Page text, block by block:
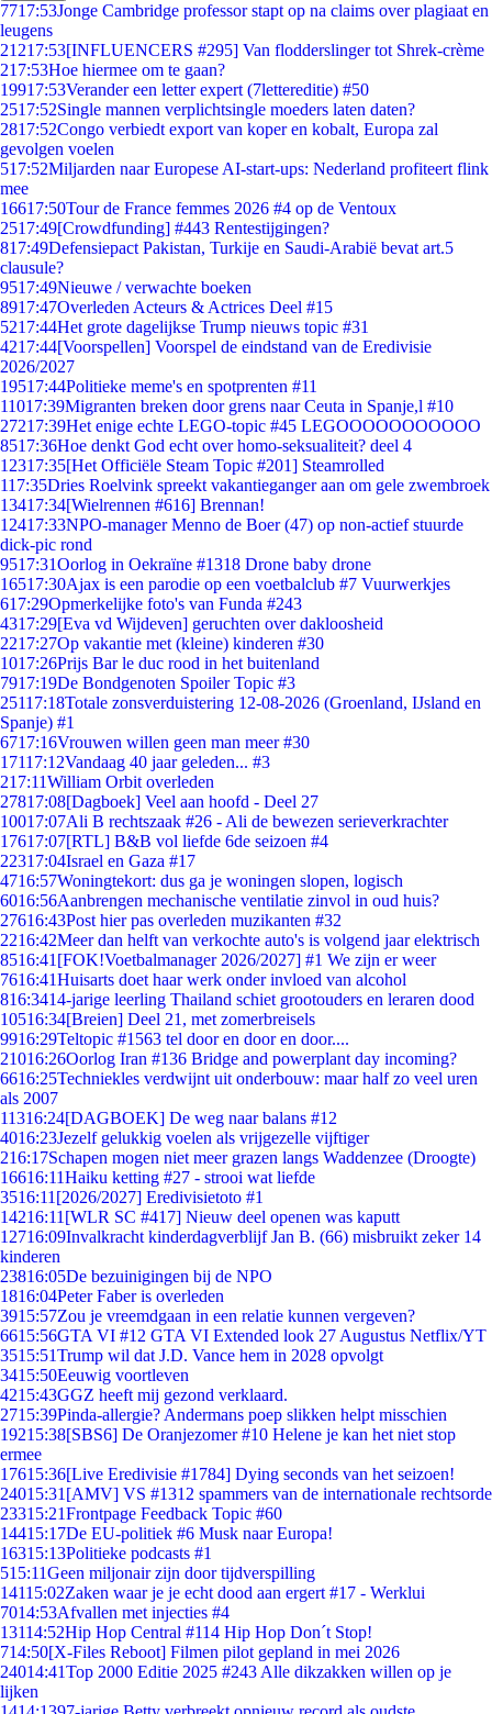
7717:53Jonge Cambridge professor stapt op na claims over plagiaat en
leugens
21217:53[INFLUENCERS #295] Van flodderslinger tot Shrek-crème
217:53Hoe hiermee om te gaan?
19917:53Verander een letter expert (7lettereditie) #50
2517:52Single mannen verplichtsingle moeders laten daten?
2817:52Congo verbiedt export van koper en kobalt, Europa zal
gevolgen voelen
517:52Miljarden naar Europese AI-start-ups: Nederland profiteert flink
mee
16617:50Tour de France femmes 2026 #4 op de Ventoux
2517:49[Crowdfunding] #443 Rentestijgingen?
817:49Defensiepact Pakistan, Turkije en Saudi-Arabië bevat art.5
clausule?
9517:49Nieuwe / verwachte boeken
8917:47Overleden Acteurs & Actrices Deel #15
5217:44Het grote dagelijkse Trump nieuws topic #31
4217:44[Voorspellen] Voorspel de eindstand van de Eredivisie
2026/2027
19517:44Politieke meme's en spotprenten #11
11017:39Migranten breken door grens naar Ceuta in Spanje,l #10
27217:39Het enige echte LEGO-topic #45 LEGOOOOOOOOOOO
8517:36Hoe denkt God echt over homo-seksualiteit? deel 4
12317:35[Het Officiële Steam Topic #201] Steamrolled
117:35Dries Roelvink spreekt vakantieganger aan om gele zwembroek
13417:34[Wielrennen #616] Brennan!
12417:33NPO-manager Menno de Boer (47) op non-actief stuurde
dick-pic rond
9517:31Oorlog in Oekraïne #1318 Drone baby drone
16517:30Ajax is een parodie op een voetbalclub #7 Vuurwerkjes
617:29Opmerkelijke foto's van Funda #243
4317:29[Eva vd Wijdeven] geruchten over dakloosheid
2217:27Op vakantie met (kleine) kinderen #30
1017:26Prijs Bar le duc rood in het buitenland
7917:19De Bondgenoten Spoiler Topic #3
25117:18Totale zonsverduistering 12-08-2026 (Groenland, IJsland en
Spanje) #1
6717:16Vrouwen willen geen man meer #30
17117:12Vandaag 40 jaar geleden... #3
217:11William Orbit overleden
27817:08[Dagboek] Veel aan hoofd - Deel 27
10017:07Ali B rechtszaak #26 - Ali de bewezen serieverkrachter
17617:07[RTL] B&B vol liefde 6de seizoen #4
22317:04Israel en Gaza #17
4716:57Woningtekort: dus ga je woningen slopen, logisch
6016:56Aanbrengen mechanische ventilatie zinvol in oud huis?
27616:43Post hier pas overleden muzikanten #32
2216:42Meer dan helft van verkochte auto's is volgend jaar elektrisch
8516:41 [FOK!Voetbalmanager 2026/2027] #1 We zijn er weer
7616:41Huisarts doet haar werk onder invloed van alcohol
816:3414-jarige leerling Thailand schiet grootouders en leraren dood
10516:34[Breien] Deel 21, met zomerbreisels
9916:29Teltopic #1563 tel door en door en door....
21016:26Oorlog Iran #136 Bridge and powerplant day incoming?
6616:25Techniekles verdwijnt uit onderbouw: maar half zo veel uren
als 2007
11316:24[DAGBOEK] De weg naar balans #12
4016:23Jezelf gelukkig voelen als vrijgezelle vijftiger
216:17Schapen mogen niet meer grazen langs Waddenzee (Droogte)
16616:11Haiku ketting #27 - strooi wat liefde
3516:11 [2026/2027] Eredivisietoto #1
14216:11 [WLR SC #417] Nieuw deel openen was kaputt
12716:09Invalkracht kinderdagverblijf Jan B. (66) misbruikt zeker 14
kinderen
23816:05De bezuinigingen bij de NPO
1816:04Peter Faber is overleden
3915:57Zou je vreemdgaan in een relatie kunnen vergeven?
6615:56GTA VI #12 GTA VI Extended look 27 Augustus Netflix/YT
3515:51Trump wil dat J.D. Vance hem in 2028 opvolgt
3415:50Eeuwig voortleven
4215:43GGZ heeft mij gezond verklaard.
2715:39Pinda-allergie? Andermans poep slikken helpt misschien
19215:38[SBS6] De Oranjezomer #10 Helene je kan het niet stop
ermee
17615:36[Live Eredivisie #1784] Dying seconds van het seizoen!
24015:31 [AMV] VS #1312 spammers van de internationale rechtsorde
23315:21Frontpage Feedback Topic #60
14415:17De EU-politiek #6 Musk naar Europa!
16315:13Politieke podcasts #1
515:11Geen miljonair zijn door tijdverspilling
14115:02Zaken waar je je echt dood aan ergert #17 - Werklui
7014:53Afvallen met injecties #4
13114:52Hip Hop Central #114 Hip Hop Don´t Stop!
714:50[X-Files Reboot] Filmen pilot gepland in mei 2026
24014:41Top 2000 Editie 2025 #243 Alle dikzakken willen op je
lijken